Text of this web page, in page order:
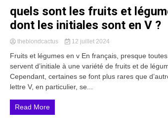
quels sont les fruits et
dont les initiales sont en V ?
theblondcactus 12 juillet 2024
Fruits et légumes en v En français, presque
servent d’initiale à une variété de fruits et de
Cependant, certaines se font plus rares que
lettre V, en particulier, se...
Read More